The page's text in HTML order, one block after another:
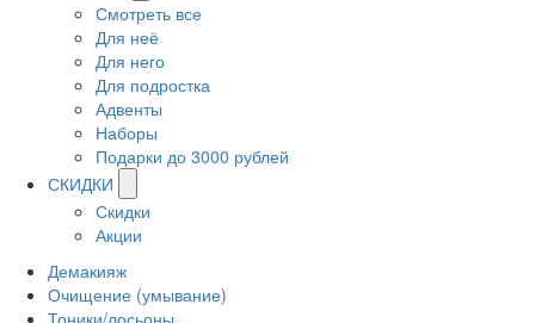
Смотреть все
Для неё
Для него
Для подростка
Адвенты
Наборы
Подарки до 3000 рублей
СКИДКИ
Скидки
Акции
Демакияж
Очищение (умывание)